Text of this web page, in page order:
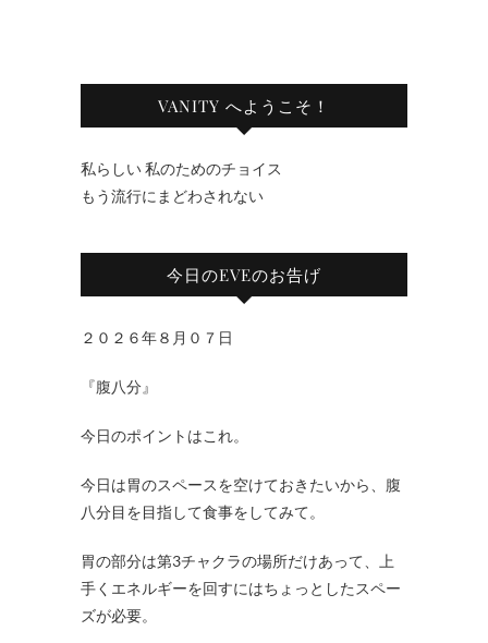
VANITY へようこそ！
私らしい 私のためのチョイス
もう流行にまどわされない
今日のEVEのお告げ
２０２６年８月０７日
『腹八分』
今日のポイントはこれ。
今日は胃のスペースを空けておきたいから、腹
八分目を目指して食事をしてみて。
胃の部分は第3チャクラの場所だけあって、上
手くエネルギーを回すにはちょっとしたスペー
ズが必要。